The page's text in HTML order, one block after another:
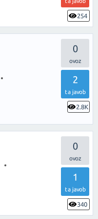
254
0
2
ta javob
2.8K
0
1
ta javob
340